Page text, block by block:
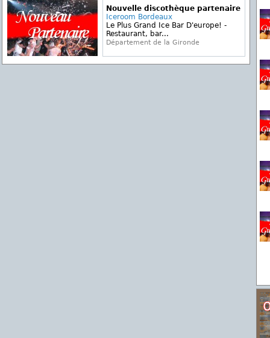
Nouvelle discothèque partenaire
Iceroom Bordeaux
Le Plus Grand Ice Bar D'europe! -
Restaurant, bar...
Département de la Gironde